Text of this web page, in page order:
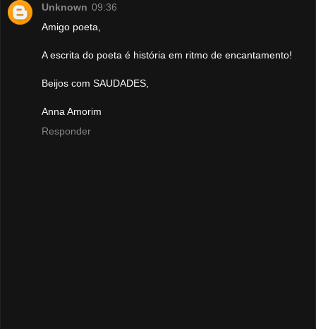
Unknown 09:36
Amigo poeta,
A escrita do poeta é história em ritmo de encantamento!
Beijos com SAUDADES,
Anna Amorim
Responder